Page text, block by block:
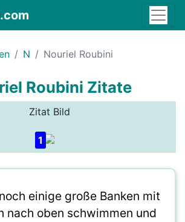
N Nouriel Roubini
Roubini Zitate
Zitat Bild
1
einige große Banken mit
nach oben schwimmen und